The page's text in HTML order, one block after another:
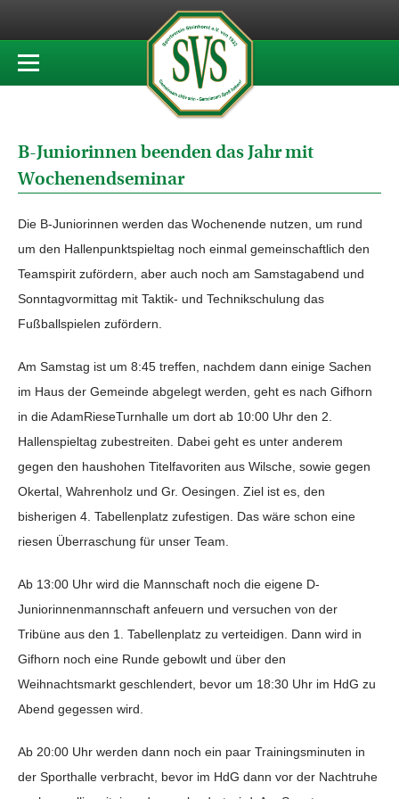
B-Juniorinnen beenden das Jahr mit
Wochenendseminar
Die B-Juniorinnen werden das Wochenende nutzen, um rund
um den Hallenpunktspieltag noch einmal gemeinschaftlich den
Teamspirit zufördern, aber auch noch am Samstagabend und
Sonntagvormittag mit Taktik- und Technikschulung das
Fußballspielen zufördern.
Am Samstag ist um 8:45 treffen, nachdem dann einige Sachen
im Haus der Gemeinde abgelegt werden, geht es nach Gifhorn
in die AdamRieseTurnhalle um dort ab 10:00 Uhr den 2.
Hallenspieltag zubestreiten. Dabei geht es unter anderem
gegen den haushohen Titelfavoriten aus Wilsche, sowie gegen
Okertal, Wahrenholz und Gr. Oesingen. Ziel ist es, den
bisherigen 4. Tabellenplatz zufestigen. Das wäre schon eine
riesen Überraschung für unser Team.
Ab 13:00 Uhr wird die Mannschaft noch die eigene D-
Juniorinnenmannschaft anfeuern und versuchen von der
Tribüne aus den 1. Tabellenplatz zu verteidigen. Dann wird in
Gifhorn noch eine Runde gebowlt und über den
Weihnachtsmarkt geschlendert, bevor um 18:30 Uhr im HdG zu
Abend gegessen wird.
Ab 20:00 Uhr werden dann noch ein paar Trainingsminuten in
der Sporthalle verbracht, bevor im HdG dann vor der Nachtruhe